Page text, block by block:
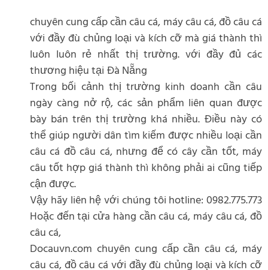
chuyên cung cấp cần câu cá, máy câu cá, đồ câu cá
với đầy đù chủng loại và kích cỡ mà giá thành thì
luôn luôn rẻ nhất thị trường. với đầy đủ các
thương hiệu tại Đà Nẵng
Trong bối cảnh thị trường kinh doanh cần câu
ngày càng nở rộ, các sản phẩm liên quan được
bày bán trên thị trường khá nhiều. Điều này có
thể giúp người dân tìm kiếm được nhiều loại cần
câu cá đồ câu cá, nhưng để có cây cần tốt, máy
câu tốt hợp giá thành thì không phải ai cũng tiếp
cận được.
Vậy hãy liên hệ với chúng tôi hotline: 0982.775.773
Hoặc đến tại cửa hàng cần câu cá, máy câu cá, đồ
câu cá,
Docauvn.com chuyên cung cấp cần câu cá, máy
câu cá, đồ câu cá với đầy đù chủng loại và kích cỡ